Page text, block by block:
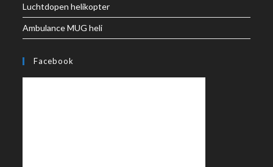
Luchtdopen helikopter
Ambulance MUG heli
Facebook